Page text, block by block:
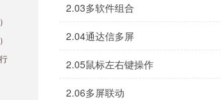
2.03多软件组合
2.04通达信多屏
2.05鼠标左右键操作
2.06多屏联动